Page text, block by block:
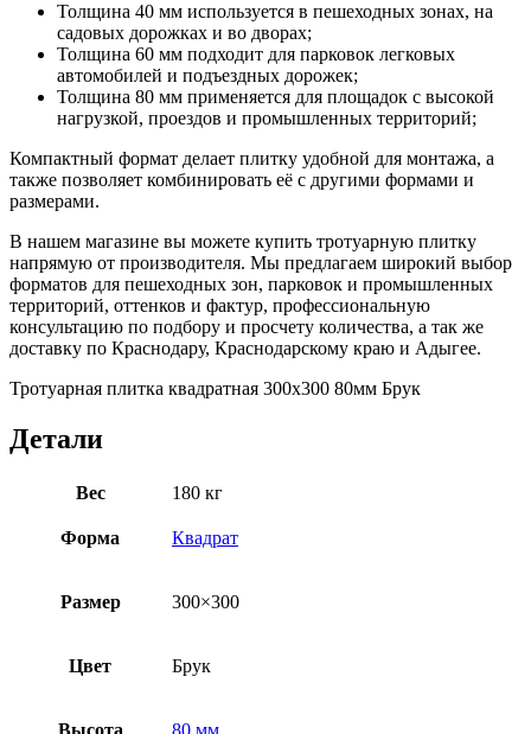
Толщина 40 мм используется в пешеходных зонах, на
садовых дорожках и во дворах;
Толщина 60 мм подходит для парковок легковых
автомобилей и подъездных дорожек;
Толщина 80 мм применяется для площадок с высокой
нагрузкой, проездов и промышленных территорий;
Компактный формат делает плитку удобной для монтажа, а
также позволяет комбинировать её с другими формами и
размерами.
В нашем магазине вы можете купить тротуарную плитку
напрямую от производителя. Мы предлагаем широкий выбор
форматов для пешеходных зон, парковок и промышленных
территорий, оттенков и фактур, профессиональную
консультацию по подбору и просчету количества, а так же
доставку по Краснодару, Краснодарскому краю и Адыгее.
Тротуарная плитка квадратная 300х300 80мм Брук
Детали
Вес 180 кг
Форма Квадрат
Размер 300×300
Цвет Брук
Высота 80 мм